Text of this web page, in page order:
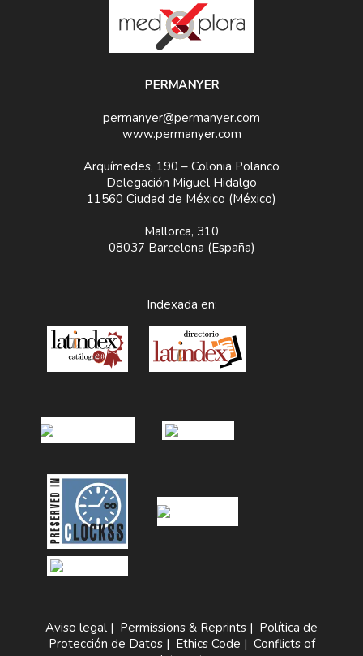
PERMANYER
permanyer@permanyer.com
www.permanyer.com
Arquímedes, 190 – Colonia Polanco
Delegación Miguel Hidalgo
11560 Ciudad de México (México)
Mallorca, 310
08037 Barcelona (España)
Indexada en:
Aviso legal | Permissions & Reprints | Política de
Protección de Datos| Ethics Code | Conflicts of